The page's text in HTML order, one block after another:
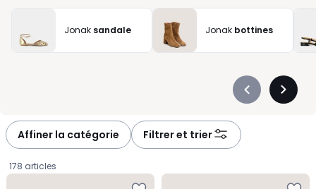
Jonak sandale Jonak bottines
Précédent
Affiner la catégorie Filtrer et trier
178 articles